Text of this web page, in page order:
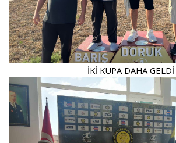
İKİ KUPA DAHA GELDİ